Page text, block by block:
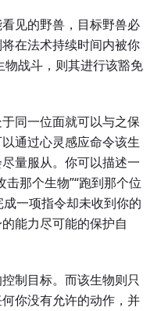
见的野兽，目标野兽必
在法术持续时间内被你
战斗，则其进行该豁免
同一位面就可以与之保
通过心灵感应命令该生
量服从。你可以描述一
那个生物”“跑到那个位
成一项指令却未收到你的
能力尽可能的保护自
制目标。而该生物则只
你没有允许的动作，并